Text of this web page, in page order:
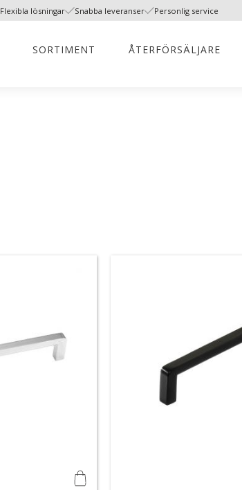
Flexibla lösningar Snabba leveranser Personlig service
SORTIMENT ÅTERFÖRSÄLJARE